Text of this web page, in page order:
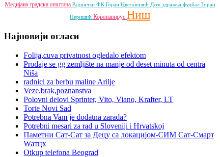
Медијана градска општина Раднички ФК Горан Цветановић Дом здравља фудбал Зоран
Перишић Коронавирус Ниш
Најновији огласи
Folija,cuva privatnost ogledalo efektom
Prodaje se gg zemljište na manje od deset minuta od centra
Niša
radnici za berbu maline Arilje
Veze,brak,poznanstva
Polovni delovi Sprinter, Vito, Viano, Krafter, LT
Torte Novi Sad
Potrebna Vam je dodatna zarada?
Potrebni mesari za rad u Sloveniji i Hrvatskoj
Паметни Сат-Сат за Децу са локацијом-СИМ Сат-Смарт
Wатцх
Otkup telefona Beograd